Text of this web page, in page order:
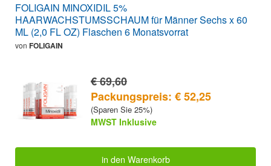
FOLIGAIN MINOXIDIL 5%
HAARWACHSTUMSSCHAUM für Männer Sechs x 60
ML (2,0 FL OZ) Flaschen 6 Monatsvorrat
von FOLIGAIN
€ 69,60
Packungspreis: € 52,25
(Sparen Sie 25%)
MWST Inklusive
in den Warenkorb